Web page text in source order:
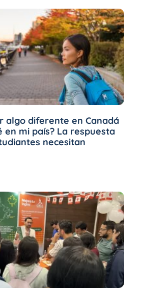
algo diferente en Canadá
en mi país? La respuesta
necesitan